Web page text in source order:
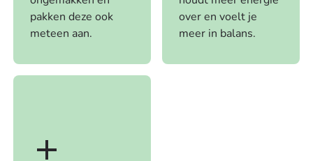
pakken deze ook
meteen aan.
over en voelt je
meer in balans.